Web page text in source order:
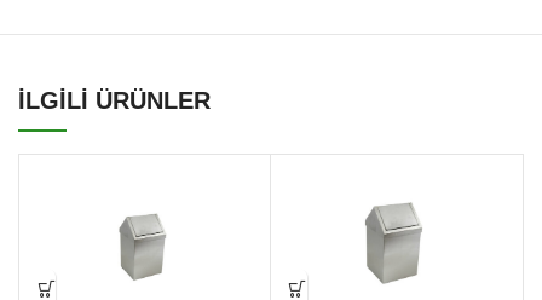
İLGİLİ ÜRÜNLER